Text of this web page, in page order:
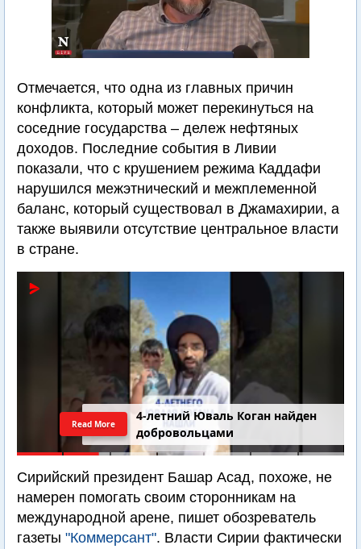
Отмечается, что одна из главных причин
конфликта, который может перекинуться на
соседние государства – дележ нефтяных
доходов. Последние события в Ливии
показали, что с крушением режима Каддафи
нарушился межэтнический и межплеменной
баланс, который существовал в Джамахирии, а
также выявили отсутствие центральное власти
в стране.
4-летний Юваль Коган найден
добровольцами
Read More
Сирийский президент Башар Асад, похоже, не
намерен помогать своим сторонникам на
международной арене, пишет обозреватель
газеты "Коммерсант". Власти Сирии фактически